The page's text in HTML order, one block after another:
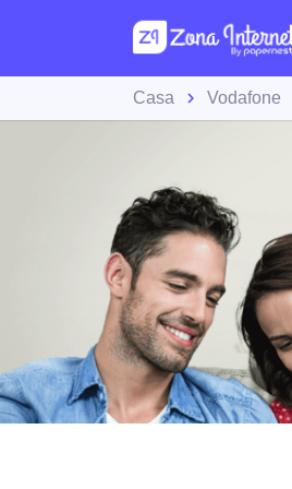
Casa Vodafone